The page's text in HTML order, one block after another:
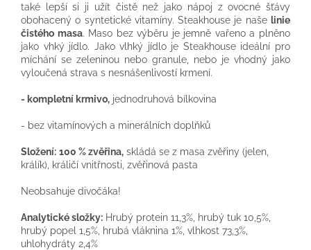
také lepší si ji užít čistě než jako nápoj z ovocné šťávy
obohacený o syntetické vitamíny. Steakhouse je naše linie
čistého masa. Maso bez výběru je jemně vařeno a plněno
jako vhký jídlo. Jako vlhký jídlo je Steakhouse ideální pro
míchání se zeleninou nebo granule, nebo je vhodný jako
vyloučená strava s nesnášenlivostí krmení.
- kompletní krmivo, jednodruhová bílkovina
- bez vitamínových a minerálních doplňků
Složení: 100 % zvěřina, skládá se z masa zvěřiny (jelen,
králík), králičí vnitřnosti, zvěřinová pasta
Neobsahuje divočáka!
Analytické složky: Hrubý protein 11,3%, hrubý tuk 10,5%,
hrubý popel 1,5%, hrubá vláknina 1%, vlhkost 73,3%,
uhlohydráty 2,4%